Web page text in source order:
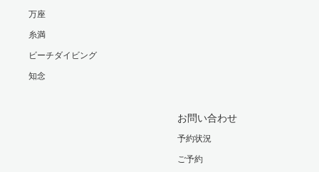
万座
糸満
ビーチダイビング
知念
お問い合わせ
予約状況
ご予約